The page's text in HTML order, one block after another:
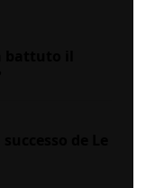
battuto il
de Le